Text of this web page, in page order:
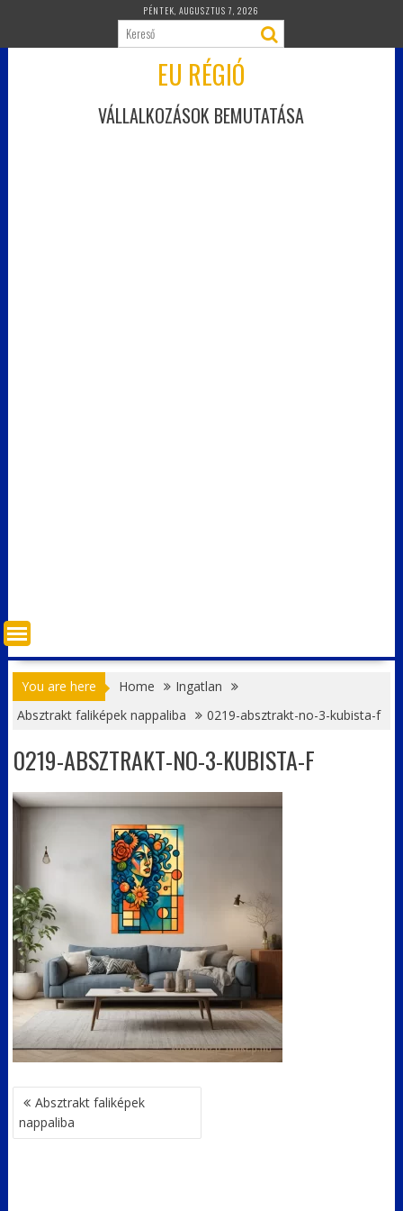
content
PÉNTEK, AUGUSZTUS 7, 2026
EU RÉGIÓ
VÁLLALKOZÁSOK BEMUTATÁSA
You are here Home
Ingatlan
Absztrakt faliképek nappaliba
0219-absztrakt-no-3-kubista-f
0219-ABSZTRAKT-NO-3-KUBISTA-F
BEJEGYZÉS
NAVIGÁCIÓ
Absztrakt faliképek
nappaliba